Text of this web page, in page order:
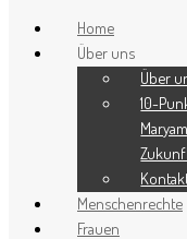
Skip to content
Irans
Home
Über uns
Über
10-
Menschenrechte
Frauen